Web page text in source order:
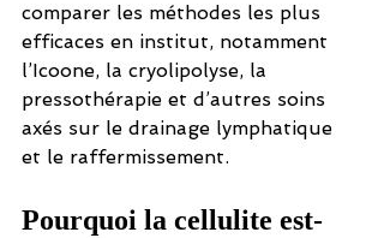
comparer les méthodes les plus
efficaces en institut, notamment
l’Icoone, la cryolipolyse, la
pressothérapie et d’autres soins
axés sur le drainage lymphatique
et le raffermissement.
Pourquoi la cellulite est-